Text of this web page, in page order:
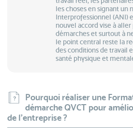
les choses en signant un
Interprofessionnel (ANI)
nouvel accord vise à
démarches et surtout à
le point central reste la
des conditions de travail
santé physique et
Pourquoi réaliser une
démarche QVCT pour
de l’entreprise ?